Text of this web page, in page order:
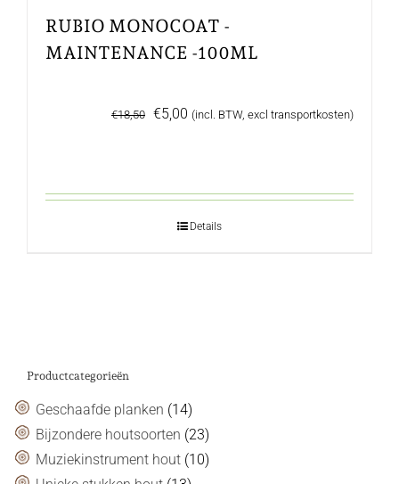
RUBIO MONOCOAT -
MAINTENANCE -100ML
€18,50 Oorspronkelijke
€5,00 Huidige
(incl. BTW, excl transportkosten)
Details
Productcategorieën
Geschaafde planken (14)
Bijzondere houtsoorten (23)
Muziekinstrument hout (10)